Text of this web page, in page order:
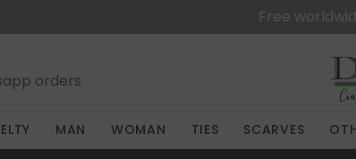
Free
orders
MAN WOMAN TIES SCARVES